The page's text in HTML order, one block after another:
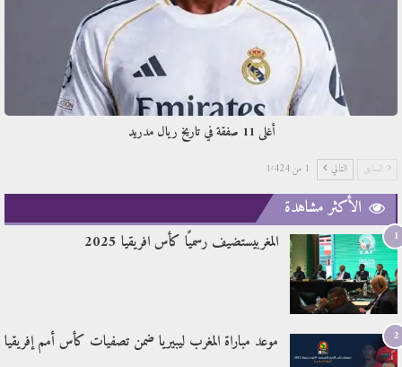
أغلى 11 صفقة في تاريخ ريال مدريد
السابق التالي 1 من 1٬424
الأكثر مشاهدة
1 المغربيستضيف رسميًا كأس افريقيا 2025
2 موعد مباراة المغرب ليبيريا ضمن تصفيات كأس أمم إفريقيا